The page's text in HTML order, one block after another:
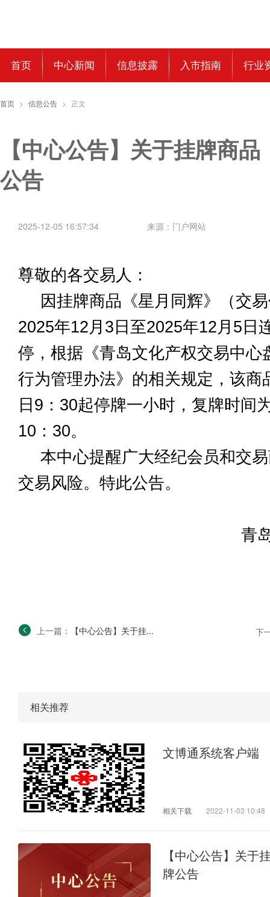
首页 中心新闻 信息披露 入市指南 行业
首页 > 信息公告 > 正文
【中心公告】关于挂牌商
公告
2025-12-05 16:57:34 来源：门户网站
尊敬的各交易人：
因挂牌商品《星月同辉》（交
2025年12月3日至2025年12月5日
停，根据《青岛文化产权交易中心
行为管理办法》的相关规定，该商
日9：30起停牌一小时，复牌时间
10：30。
本中心提醒广大经纪会员和交
交易风险。特此公告。
青
上一篇： 【中心公告】关于挂... 下
相关推荐
文博通系统客户端
相关下载 2022-11-03 10:48
【中心公告】关于
牌公告